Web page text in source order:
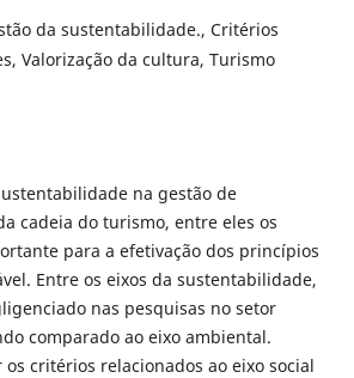
da sustentabilidade., Critérios
Valorização da cultura, Turismo
na gestão de
cadeia do turismo, entre eles os
para a efetivação dos princípios
Entre os eixos da sustentabilidade,
nas pesquisas no setor
comparado ao eixo ambiental.
critérios relacionados ao eixo social